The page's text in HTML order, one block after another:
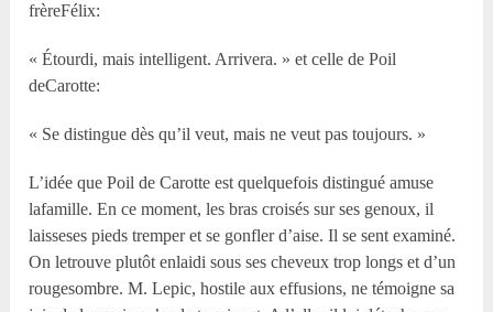
frèreFélix:
« Étourdi, mais intelligent. Arrivera. » et celle de Poil
deCarotte:
« Se distingue dès qu’il veut, mais ne veut pas toujours. »
L’idée que Poil de Carotte est quelquefois distingué amuse
lafamille. En ce moment, les bras croisés sur ses genoux, il
laisseses pieds tremper et se gonfler d’aise. Il se sent examiné.
On letrouve plutôt enlaidi sous ses cheveux trop longs et d’un
rougesombre. M. Lepic, hostile aux effusions, ne témoigne sa